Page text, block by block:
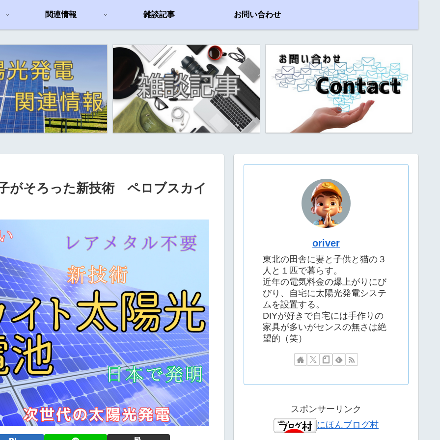
関連情報 雑談記事 お問い合わせ
がそろった新技術 ペロブスカイ
oriver
東北の田舎に妻と子供と猫の３
人と１匹で暮らす。
近年の電気料金の爆上がりにび
びり、自宅に太陽光発電システ
ムを設置する。
DIYが好きで自宅には手作りの
家具が多いがセンスの無さは絶
望的（笑）
スポンサーリンク
にほんブログ村